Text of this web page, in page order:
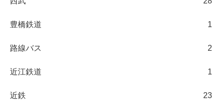
豊橋鉄道 1
路線バス 2
近江鉄道 1
近鉄 23